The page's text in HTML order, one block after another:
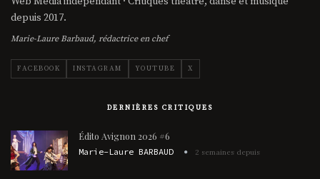
depuis 2017.
Marie-Laure Barbaud, rédactrice en chef
FACEBOOK INSTAGRAM YOUTUBE X
DERNIÈRES CRITIQUES
Édito Avignon 2026 #6
Marie-Laure BARBAUD 2 semaines depuis